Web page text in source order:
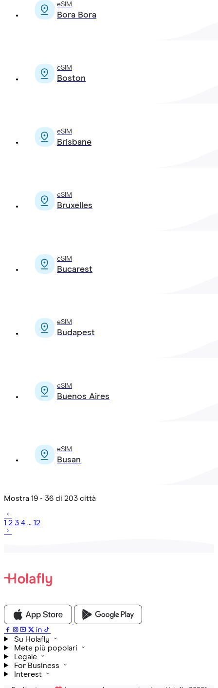
eSIM
Bora Bora
eSIM
Boston
eSIM
Brisbane
eSIM
Bruxelles
eSIM
Bucarest
eSIM
Budapest
eSIM
Buenos Aires
eSIM
Busan
Mostra 19 - 36 di 203 città
1 2 3 4 ... 12
Su Holafly
Mete più popolari
Legale
For Business
Interest